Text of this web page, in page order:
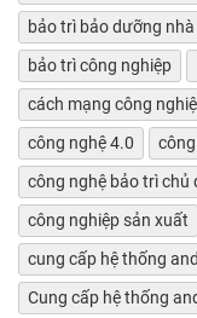
bảo trì bảo dưỡng
bảo trì công nghiệp
cách mạng công
công nghệ 4.0
công nghệ bảo trì chủ
công nghiệp sản xuất
cung cấp hệ thống
Cung cấp hệ thống